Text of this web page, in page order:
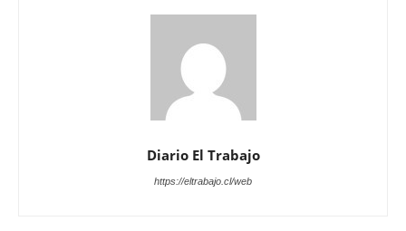
Diario El Trabajo
https://eltrabajo.cl/web